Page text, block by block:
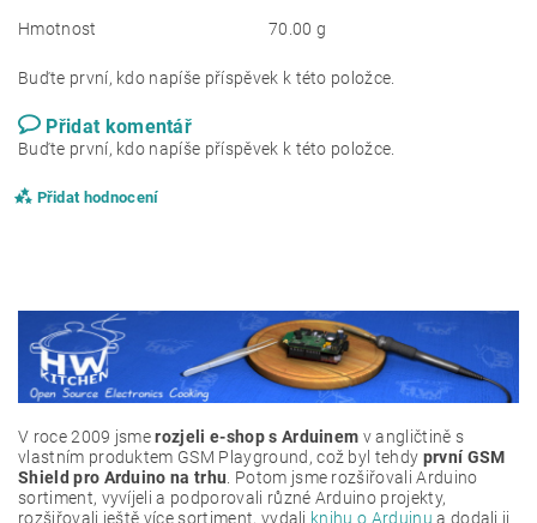
Hmotnost 70.00 g
Buďte první, kdo napíše příspěvek k této položce.
Přidat komentář
Buďte první, kdo napíše příspěvek k této položce.
Přidat hodnocení
V roce 2009 jsmerozjeli e-shop s Arduinem v angličtině s
vlastním produktem GSM Playground, což byl tehdy první GSM
Shield pro Arduino na trhu. Potom jsme rozšiřovali Arduino
sortiment, vyvíjeli a podporovali různé Arduino projekty,
rozšiřovali ještě více sortiment, vydali knihu o Arduinu a dodali ji